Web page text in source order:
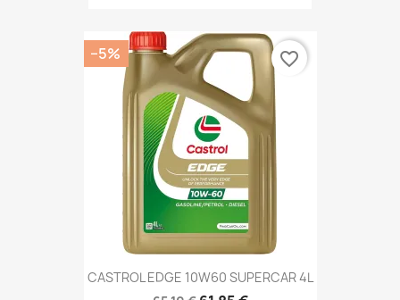
CASTROL EDGE 10W60 SUPERCAR 4L
−5% favorite_border